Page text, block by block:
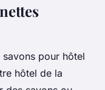
pour hôtel
hôtel de la